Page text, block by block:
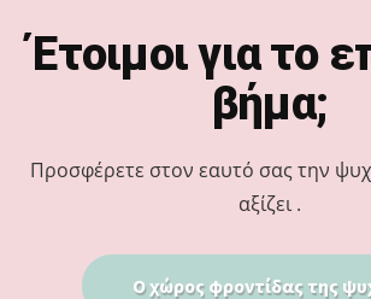
Έτοιμοι για το
βήμα;
Προσφέρετε στον εαυτό σας την
αξίζει .
Ο χώρος φροντίδας της